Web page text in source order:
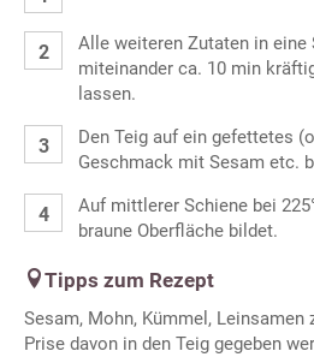
Alle weiteren Zutaten in eine
miteinander ca. 10 min
lassen.
Den Teig auf ein gefettetes
Geschmack mit Sesam etc.
Auf mittlerer Schiene bei
braune Oberfläche bildet.
Tipps zum Rezept
Sesam, Mohn, Kümmel,
Prise davon in den Teig gegeben